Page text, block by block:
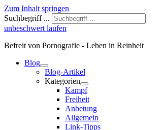
Zum Inhalt springen
Suchbegriff ...
unbeschwert laufen
Befreit von Pornografie - Leben in Reinheit
Blog
Blog-Artikel
Kategorien
Kampf
Freiheit
Anbetung
Allgemein
Link-Tipps